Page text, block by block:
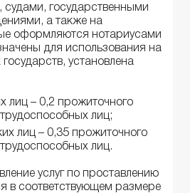
государственными
а также на
оформляются нотариусами
для использования на
установлена
лиц – 0,2 прожиточного
лиц;
лиц – 0,35 прожиточного
лиц.
услуг по проставлению
в соответствующем размере